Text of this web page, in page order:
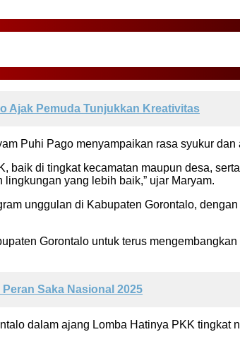
Ajak Pemuda Tunjukkan Kreativitas
Puhi Pago menyampaikan rasa syukur
di tingkat kecamatan maupun desa,
yang lebih baik,” ujar Maryam.
unggulan di Kabupaten Gorontalo,
Gorontalo untuk terus
Saka Nasional 2025
dalam ajang Lomba Hatinya PKK